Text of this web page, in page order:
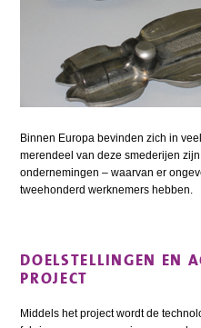
Binnen Europa bevinden zich in
merendeel van deze smederijen
ondernemingen – waarvan er
tweehonderd werknemers hebben.
DOELSTELLINGEN EN
PROJECT
Middels het project wordt de